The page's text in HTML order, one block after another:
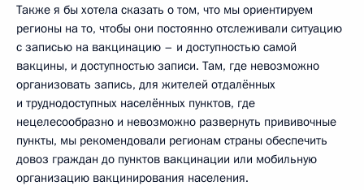
Также я бы хотела сказать о том, что мы ориентируем
регионы на то, чтобы они постоянно отслеживали ситуацию
с записью на вакцинацию – и доступностью самой
вакцины, и доступностью записи. Там, где невозможно
организовать запись, для жителей отдалённых
и труднодоступных населённых пунктов, где
нецелесообразно и невозможно развернуть прививочные
пункты, мы рекомендовали регионам страны обеспечить
довоз граждан до пунктов вакцинации или мобильную
организацию вакцинирования населения.